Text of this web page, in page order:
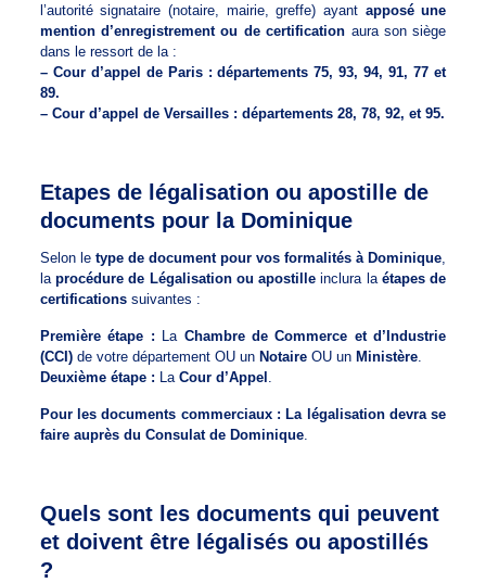
l’autorité signataire (notaire, mairie, greffe) ayant apposé une
mention d’enregistrement ou de certification aura son siège
dans le ressort de la :
– Cour d’appel de Paris : départements 75, 93, 94, 91, 77 et
89.
– Cour d’appel de Versailles : départements 28, 78, 92, et 95.
Etapes de légalisation ou apostille de
documents pour la Dominique
Selon le type de document pour vos formalités à Dominique
laprocédure de Légalisation ou apostille inclura la étapes de
certificationssuivantes :
Première étape : La Chambre de Commerce et d’Industrie
(CCI)de votre département OU un Notaire OU un Ministère.
Deuxième étape : La Cour d’Appel
Pour les documents commerciaux : La légalisation devra se
faire auprès du Consulat de Dominique.
Quels sont les documents qui peuvent
et doivent être légalisés ou apostillés
?